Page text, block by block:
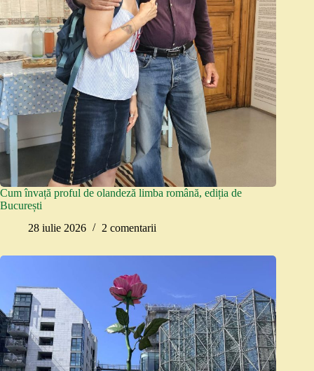
Cum învață proful de olandeză limba română, ediția de
București
28 iulie 2026
2 comentarii